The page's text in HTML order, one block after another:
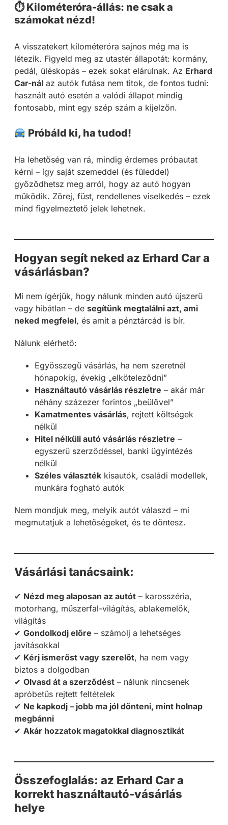
⏱ Kilométeróra-állás: ne csak a
számokat nézd!
A visszatekert kilométeróra sajnos még ma is
létezik. Figyeld meg az utastér állapotát: kormány,
pedál, üléskopás – ezek sokat elárulnak. Az Erhard
Car-nál az autók futása nem titok, de fontos tudni:
használt autó esetén a valódi állapot mindig
fontosabb, mint egy szép szám a kijelzőn.
Próbáld ki, ha tudod!
Ha lehetőség van rá, mindig érdemes próbautat
kérni – így saját szemeddel (és füleddel)
győződhetsz meg arról, hogy az autó hogyan
működik. Zörej, füst, rendellenes viselkedés – ezek
mind figyelmeztető jelek lehetnek.
Hogyan segít neked az Erhard Car a
vásárlásban?
Mi nem ígérjük, hogy nálunk minden autó újszerű
vagy hibátlan – de segítünk megtalálni azt, ami
neked megfelel, és amit a pénztárcád is bír.
Nálunk elérhető:
Egyösszegű vásárlás, ha nem szeretnél
hónapokig, évekig „elköteleződni”
Használtautó vásárlás részletre – akár már
néhány százezer forintos „beülővel”
Kamatmentes vásárlás, rejtett költségek
nélkül
Hitel nélküli autó vásárlás részletre –
egyszerű szerződéssel, banki ügyintézés
nélkül
Széles választék kisautók, családi modellek,
munkára fogható autók
Nem mondjuk meg, melyik autót válaszd – mi
megmutatjuk a lehetőségeket, és te döntesz.
Vásárlási tanácsaink:
✔ Nézd meg alaposan az autót – karosszéria,
motorhang, műszerfal-világítás, ablakemelők,
világítás
✔ Gondolkodj előre – számolj a lehetséges
javításokkal
✔ Kérj ismerőst vagy szerelőt, ha nem vagy
biztos a dolgodban
✔ Olvasd át a szerződést – nálunk nincsenek
apróbetűs rejtett feltételek
✔ Ne kapkodj – jobb ma jól dönteni, mint holnap
megbánni
✔ Akár hozzatok magatokkal diagnosztikát
Összefoglalás: az Erhard Car a
korrekt használtautó-vásárlás
helye